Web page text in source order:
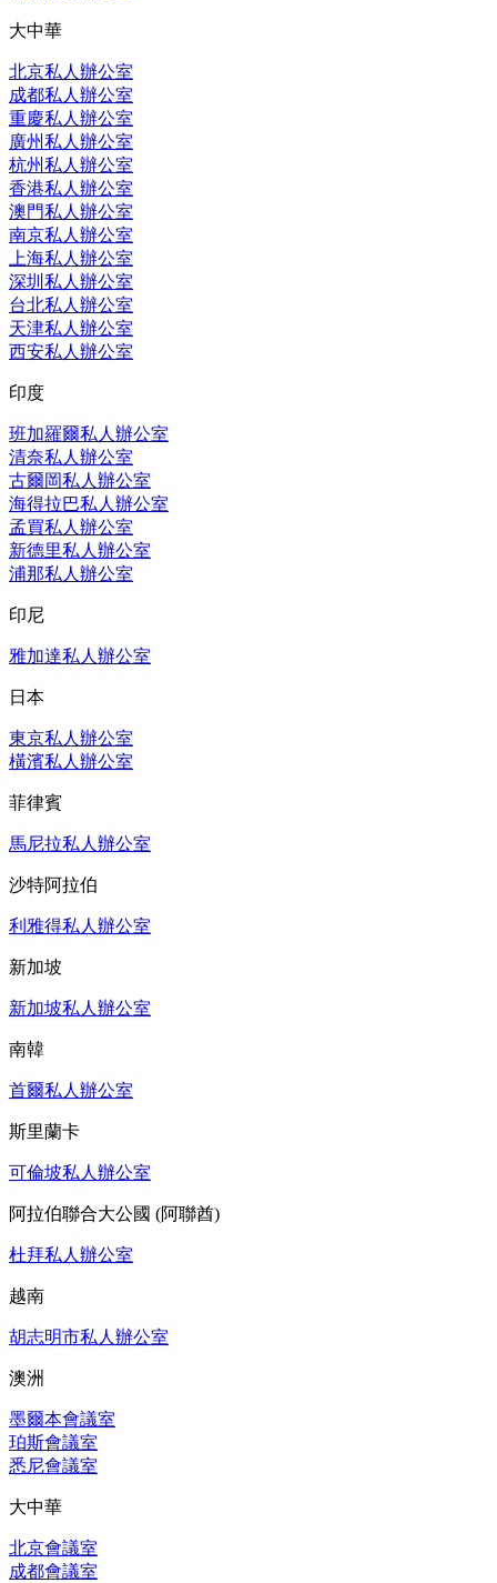
大中華
北京私人辦公室
成都私人辦公室
重慶私人辦公室
廣州私人辦公室
杭州私人辦公室
香港私人辦公室
澳門私人辦公室
南京私人辦公室
上海私人辦公室
深圳私人辦公室
台北私人辦公室
天津私人辦公室
西安私人辦公室
印度
班加羅爾私人辦公室
清奈私人辦公室
古爾岡私人辦公室
海得拉巴私人辦公室
孟買私人辦公室
新德里私人辦公室
浦那私人辦公室
印尼
雅加達私人辦公室
日本
東京私人辦公室
橫濱私人辦公室
菲律賓
馬尼拉私人辦公室
沙特阿拉伯
利雅得私人辦公室
新加坡
新加坡私人辦公室
南韓
首爾私人辦公室
斯里蘭卡
可倫坡私人辦公室
阿拉伯聯合大公國 (阿聯酋)
杜拜私人辦公室
越南
胡志明市私人辦公室
澳洲
墨爾本會議室
珀斯會議室
悉尼會議室
大中華
北京會議室
成都會議室